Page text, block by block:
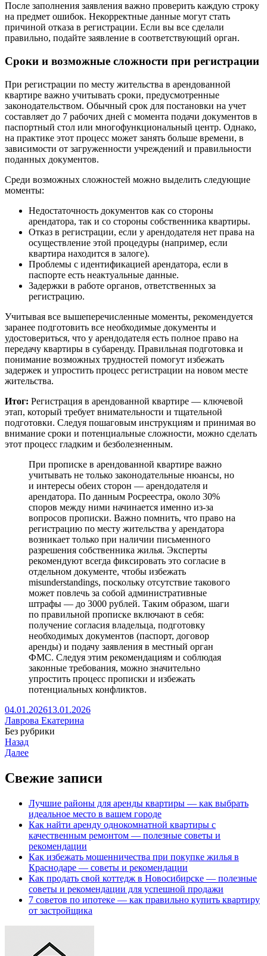
После заполнения заявления важно проверить каждую строку
на предмет ошибок. Некорректные данные могут стать
причиной отказа в регистрации. Если вы все сделали
правильно, подайте заявление в соответствующий орган.
Сроки и возможные сложности при регистрации
При регистрации по месту жительства в арендованной
квартире важно учитывать сроки, предусмотренные
законодательством. Обычный срок для постановки на учет
составляет до 7 рабочих дней с момента подачи документов в
паспортный стол или многофункциональный центр. Однако,
на практике этот процесс может занять больше времени, в
зависимости от загруженности учреждений и правильности
поданных документов.
Среди возможных сложностей можно выделить следующие
моменты:
Недостаточность документов как со стороны
арендатора, так и со стороны собственника квартиры.
Отказ в регистрации, если у арендодателя нет права на
осуществление этой процедуры (например, если
квартира находится в залоге).
Проблемы с идентификацией арендатора, если в
паспорте есть неактуальные данные.
Задержки в работе органов, ответственных за
регистрацию.
Учитывая все вышеперечисленные моменты, рекомендуется
заранее подготовить все необходимые документы и
удостовериться, что у арендодателя есть полное право на
передачу квартиры в субаренду. Правильная подготовка и
понимание возможных трудностей помогут избежать
задержек и упростить процесс регистрации на новом месте
жительства.
Итог: Регистрация в арендованной квартире — ключевой
этап, который требует внимательности и тщательной
подготовки. Следуя пошаговым инструкциям и принимая во
внимание сроки и потенциальные сложности, можно сделать
этот процесс гладким и безболезненным.
При прописке в арендованной квартире важно
учитывать не только законодательные нюансы, но
и интересы обеих сторон — арендодателя и
арендатора. По данным Росреестра, около 30%
споров между ними начинается именно из-за
вопросов прописки. Важно помнить, что право на
регистрацию по месту жительства у арендатора
возникает только при наличии письменного
разрешения собственника жилья. Эксперты
рекомендуют всегда фиксировать это согласие в
отдельном документе, чтобы избежать
misunderstandings, поскольку отсутствие такового
может повлечь за собой административные
штрафы — до 3000 рублей. Таким образом, шаги
по правильной прописке включают в себя:
получение согласия владельца, подготовку
необходимых документов (паспорт, договор
аренды) и подачу заявления в местный орган
ФМС. Следуя этим рекомендациям и соблюдая
законные требования, можно значительно
упростить процесс прописки и избежать
потенциальных конфликтов.
04.01.202613.01.2026
Лаврова Екатерина
Без рубрики
Назад
Далее
Свежие записи
Лучшие районы для аренды квартиры — как выбрать
идеальное место в вашем городе
Как найти аренду однокомнатной квартиры с
качественным ремонтом — полезные советы и
рекомендации
Как избежать мошенничества при покупке жилья в
Краснодаре — советы и рекомендации
Как продать свой коттедж в Новосибирске — полезные
советы и рекомендации для успешной продажи
7 советов по ипотеке — как правильно купить квартиру
от застройщика